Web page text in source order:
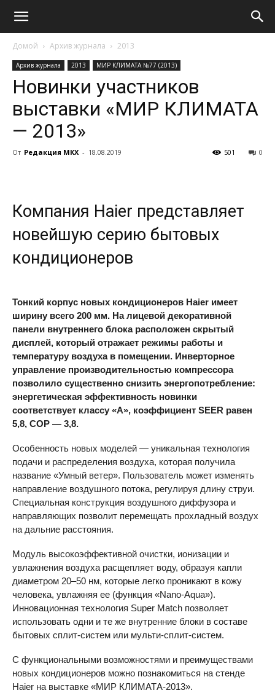
Домой Архив журнала 2013
Архив журнала 2013 МИР КЛИМАТА №77 (2013)
Новинки участников
выставки «МИР КЛИМАТА
— 2013»
От Редакция МКХ - 18.08.2019 0
501
Компания Haier представляет
новейшую серию бытовых
кондиционеров
Тонкий корпус новых кондиционеров Haier имеет
ширину всего 200 мм. На лицевой декоративной
панели внутреннего блока расположен скрытый
дисплей, который отражает режимы работы и
температуру воздуха в помещении. Инверторное
управление производительностью компрессора
позволило существенно снизить энергопотребление:
энергетическая эффективность новинки
соответствует классу «A», коэффициент SEER равен
5,8, COP — 3,8.
Особенность новых моделей — уникальная технология
подачи и распределения воздуха, которая получила
название «Умный ветер». Пользователь может изменять
направление воздушного потока, регулируя длину струи.
Специальная конструкция воздушного диффузора и
направляющих позволит перемещать прохладный воздух
на дальние расстояния.
Модуль высокоэффективной очистки, ионизации и
увлажнения воздуха расщепляет воду, образуя капли
диаметром 20–50 нм, которые легко проникают в кожу
человека, увлажняя ее (функция «Nano-Aquа»).
Инновационная технология Super Match позволяет
использовать одни и те же внутренние блоки в составе
бытовых сплит-систем или мульти-сплит-систем.
С функциональными возможностями и преимуществами
новых кондиционеров можно познакомиться на стенде
Haier на выставке «МИР КЛИМАТА-2013».